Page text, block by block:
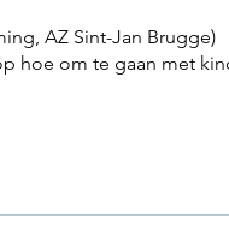
AZ Sint-Jan Brugge)
hoe om te gaan met